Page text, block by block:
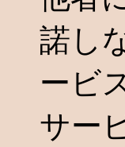
諾し
ービ
サー